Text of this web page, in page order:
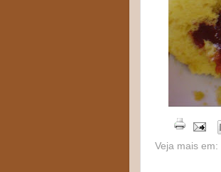
Veja mais em: